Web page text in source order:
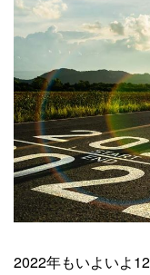
2022年もいよいよ